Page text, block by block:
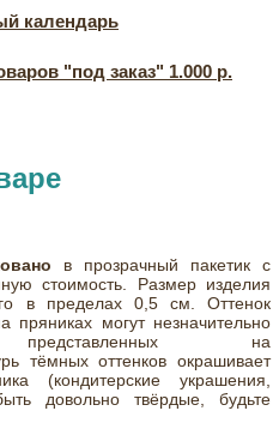
календарь
"под заказ" 1.000 р.
в прозрачный пакетик с
стоимость. Размер изделия
в пределах 0,5 см. Оттенок
могут незначительно
на
тёмных оттенков окрашивает
(кондитерские украшения,
довольно твёрдые, будьте